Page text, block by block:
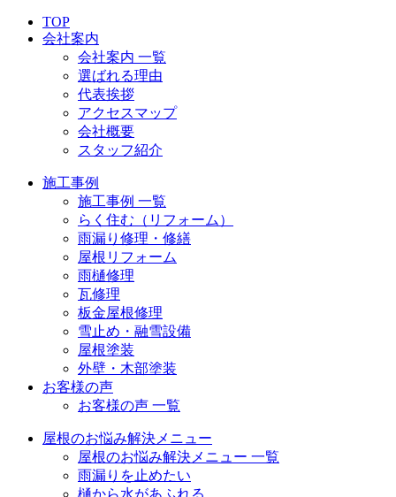
TOP
会社案内
会社案内 一覧
選ばれる理由
代表挨拶
アクセスマップ
会社概要
スタッフ紹介
施工事例
施工事例 一覧
らく住む（リフォーム）
雨漏り修理・修繕
屋根リフォーム
雨樋修理
瓦修理
板金屋根修理
雪止め・融雪設備
屋根塗装
外壁・木部塗装
お客様の声
お客様の声 一覧
屋根のお悩み解決メニュー
屋根のお悩み解決メニュー 一覧
雨漏りを止めたい
樋から水があふれる